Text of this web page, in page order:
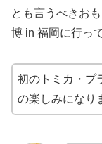
とも言うべきお
博 in 福岡に行っ
初のトミカ・プ
の楽しみになり